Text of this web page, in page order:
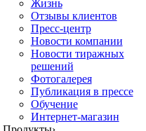
Жизнь
Отзывы клиентов
Пресс-центр
Новости компании
Новости тиражных
решений
Фотогалерея
Публикация в прессе
Обучение
Интернет-магазин